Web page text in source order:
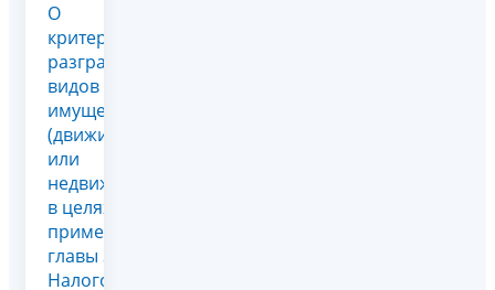
О
критериях
разграничения
видов
имущества
(движимое
или
недвижимое)
в целях
применения
главы 30
Налогового